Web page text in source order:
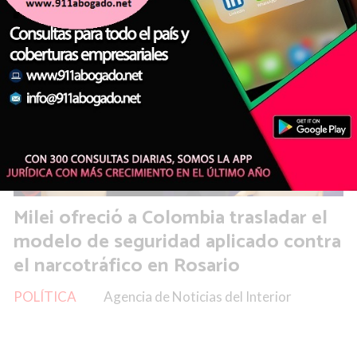
Milei ofreció a Colombia trasladar el
modelo de seguridad aplicado contra
el narcotráfico en Rosario
Agencia de Noticias del Interior
POLÍTICA